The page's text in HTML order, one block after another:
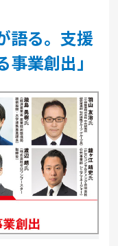
語る。支援
業創出」